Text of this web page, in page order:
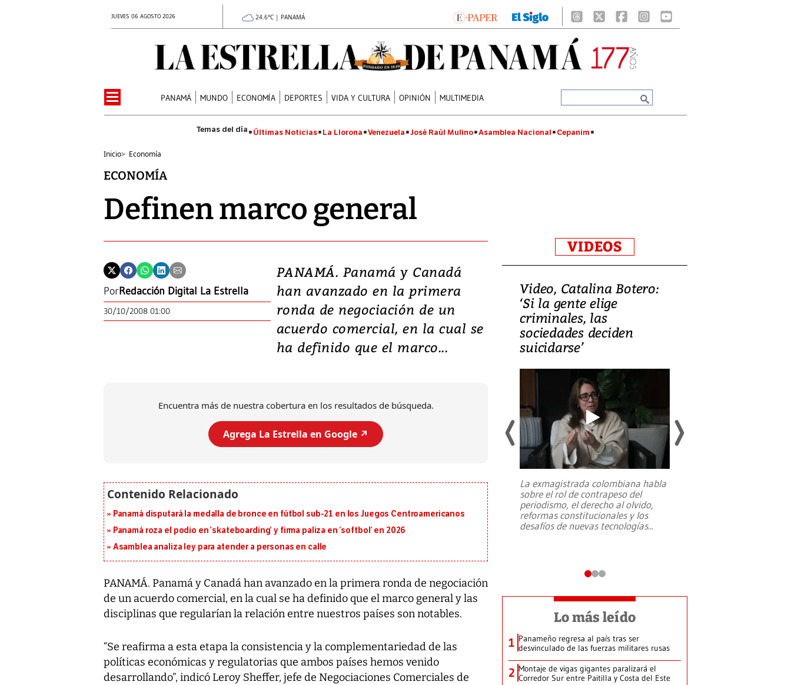
JUEVES 06 AGOSTO 2026 24.6°C | PANAMÁ
PANAMÁ MUNDO ECONOMÍA DEPORTES VIDA Y CULTURA OPINIÓN MULTIMEDIA
Últimas Noticias La Llorona Venezuela José Raúl Mulino Asamblea Nacional Cepanim
Inicio> Economía
ECONOMÍA
Definen marco general
PorRedacción Digital La Estrella
30/10/2008 01:00
PANAMÁ. Panamá y Canadá
han avanzado en la primera
ronda de negociación de un
acuerdo comercial, en la cual se
ha definido que el marco...
Encuentra más de nuestra cobertura en los resultados de búsqueda.
Agrega La Estrella en Google ↗️
Panamá disputará la medalla de bronce en fútbol sub-21 en los Juegos Centroamericanos
Panamá roza el podio en ‘skateboarding’ y firma paliza en ‘softbol’ en 2026
Asamblea analiza ley para atender a personas en calle
PANAMÁ. Panamá y Canadá han avanzado en la primera ronda de negociación
de un acuerdo comercial, en la cual se ha definido que el marco general y las
disciplinas que regularían la relación entre nuestros países son notables.
“Se reafirma a esta etapa la consistencia y la complementariedad de las
políticas económicas y regulatorias que ambos países hemos venido
desarrollando”, indicó Leroy Sheffer, jefe de Negociaciones Comerciales de
VIDEOS
Video, Japón: Terremoto
deja heridos y graves
daños en Kumamoto
al sur de Japón, provocando una
Video, Catalina Botero:
‘Si la gente elige
criminales, las
sociedades deciden
suicidarse’
La exmagistrada colombiana habla
sobre el rol de contrapeso del
periodismo, el derecho al olvido,
reformas constitucionales y los
desafíos de nuevas tecnologías...
Lo más leído
1 Panameño regresa al país tras ser
desvinculado de las fuerzas militares rusas
2 Montaje de vigas gigantes paralizará el
Corredor Sur entre Paitilla y Costa del Este